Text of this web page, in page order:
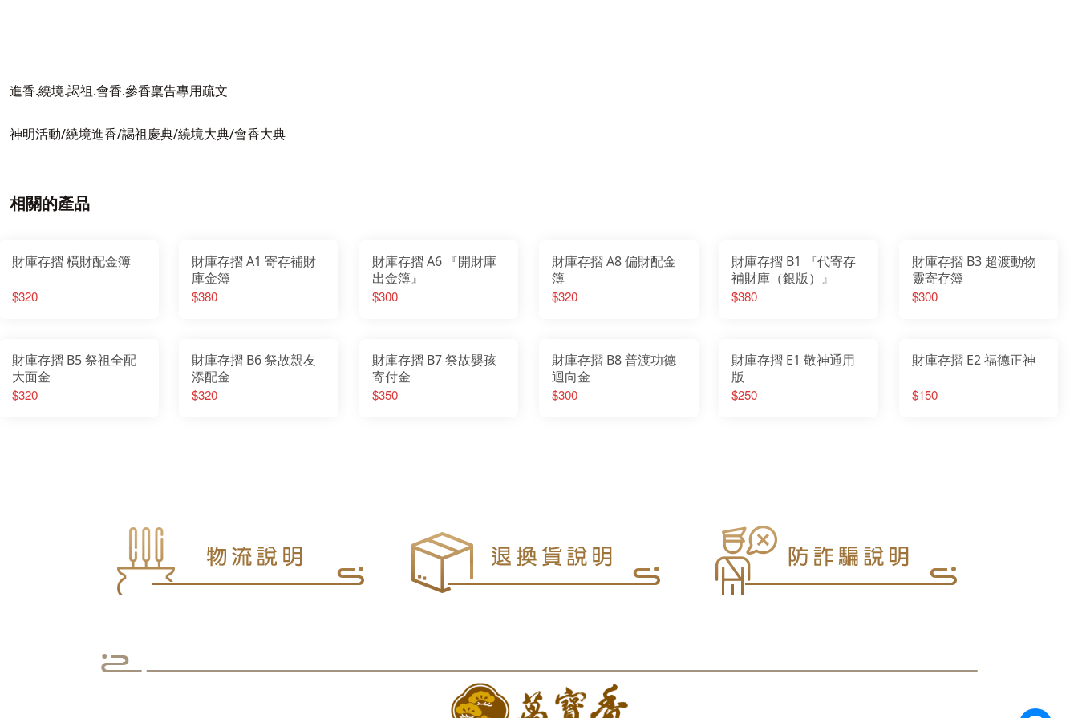
進香.繞境.謁祖.會香.參香稟告專用疏文
神明活動/繞境進香/謁祖慶典/繞境大典/會香大典
相關的產品
財庫存摺 橫財配金簿
$320
財庫存摺 A1 寄存補財
庫金簿
$380
財庫存摺 A6 『開財庫
出金簿』
$300
財庫存摺 A8 偏財配金
簿
$320
財庫存摺 B1 『代寄存
補財庫（銀版）』
$380
財庫存摺 B3 超渡動物
靈寄存簿
$300
財庫存摺 B5 祭祖全配
大面金
$320
財庫存摺 B6 祭故親友
添配金
$320
財庫存摺 B7 祭故嬰孩
寄付金
$350
財庫存摺 B8 普渡功德
迴向金
$300
財庫存摺 E1 敬神通用
版
$250
財庫存摺 E2 福德正神
$150